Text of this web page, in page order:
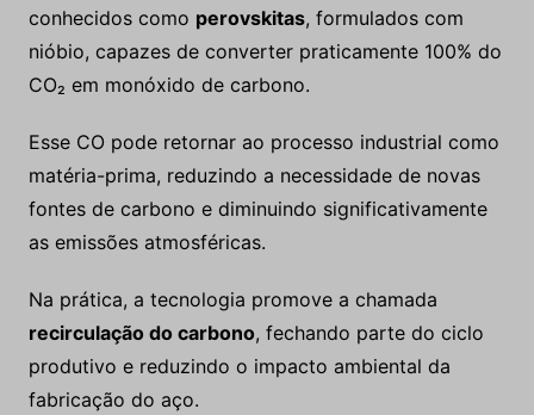
conhecidos como perovskitas, formulados com
nióbio, capazes de converter praticamente 100% do
CO₂ em monóxido de carbono.
Esse CO pode retornar ao processo industrial como
matéria-prima, reduzindo a necessidade de novas
fontes de carbono e diminuindo significativamente
as emissões atmosféricas.
Na prática, a tecnologia promove a chamada
recirculação do carbono, fechando parte do ciclo
produtivo e reduzindo o impacto ambiental da
fabricação do aço.